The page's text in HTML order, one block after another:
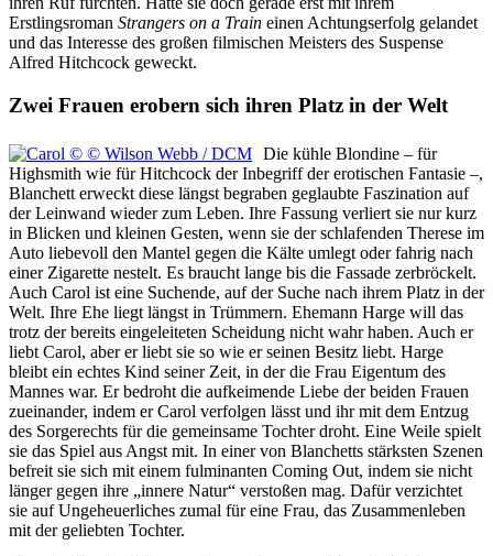
Erstlingsroman Strangers on a Train einen Achtungserfolg gelandet
und das Interesse des großen filmischen Meisters des Suspense
Alfred Hitchcock geweckt.
Zwei Frauen erobern sich ihren Platz in der Welt
Die kühle Blondine – für
Highsmith wie für Hitchcock der Inbegriff der erotischen Fantasie –,
Blanchett erweckt diese längst begraben geglaubte Faszination auf
der Leinwand wieder zum Leben. Ihre Fassung verliert sie nur kurz
in Blicken und kleinen Gesten, wenn sie der schlafenden Therese im
Auto liebevoll den Mantel gegen die Kälte umlegt oder fahrig nach
einer Zigarette nestelt. Es braucht lange bis die Fassade zerbröckelt.
Auch Carol ist eine Suchende, auf der Suche nach ihrem Platz in der
Welt. Ihre Ehe liegt längst in Trümmern. Ehemann Harge will das
trotz der bereits eingeleiteten Scheidung nicht wahr haben. Auch er
liebt Carol, aber er liebt sie so wie er seinen Besitz liebt. Harge
bleibt ein echtes Kind seiner Zeit, in der die Frau Eigentum des
Mannes war. Er bedroht die aufkeimende Liebe der beiden Frauen
zueinander, indem er Carol verfolgen lässt und ihr mit dem Entzug
des Sorgerechts für die gemeinsame Tochter droht. Eine Weile spielt
sie das Spiel aus Angst mit. In einer von Blanchetts stärksten Szenen
befreit sie sich mit einem fulminanten Coming Out, indem sie nicht
länger gegen ihre „innere Natur“ verstoßen mag. Dafür verzichtet
sie auf Ungeheuerliches zumal für eine Frau, das Zusammenleben
mit der geliebten Tochter.